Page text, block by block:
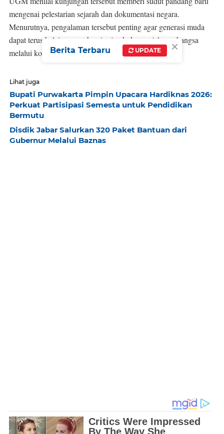
mengenai pelestarian sejarah dan dokumentasi negara.
Menurutnya, pengalaman tersebut penting agar generasi muda
dapat terus belajar memahami sejarah dan perjalanan bangsa
melalui kompleks Istana Kepresidenan.
Lihat juga
Bupati Purwakarta Pimpin Upacara Hardiknas 2026:
Perkuat Partisipasi Semesta untuk Pendidikan
Bermutu
Disdik Jabar Salurkan 320 Paket Bantuan dari
Gubernur Melalui Baznas
×
Berita Terbaru UPDATE